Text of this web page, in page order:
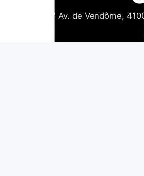
37 Av. de Vendôme,